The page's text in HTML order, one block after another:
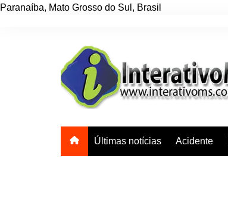
Paranaíba, Mato Grosso do Sul , Brasil
Últimas notícias Acidente